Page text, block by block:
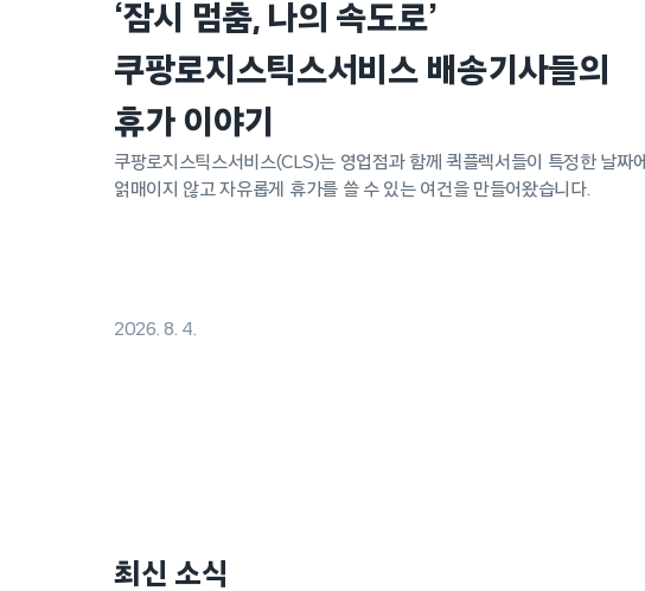
‘잠시 멈춤, 나의 속도로’
쿠팡로지스틱스서비스 배송기사들의
휴가 이야기
쿠팡로지스틱스서비스(CLS)는 영업점과 함께 퀵플렉서들이 특정한 날짜에
얽매이지 않고 자유롭게 휴가를 쓸 수 있는 여건을 만들어왔습니다.
2026. 8. 4.
최신 소식